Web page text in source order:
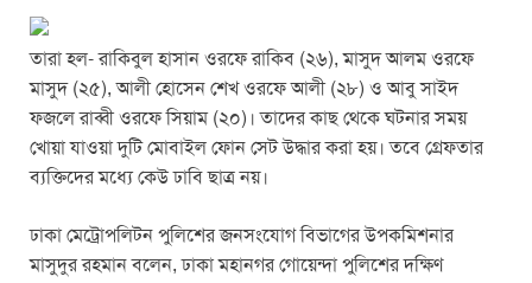
তারা হল- রাকিবুল হাসান ওরফে রাকিব (২৬), মাসুদ আলম ওরফে
মাসুদ (২৫), আলী হোসেন শেখ ওরফে আলী (২৮) ও আবু সাইদ
ফজলে রাব্বী ওরফে সিয়াম (২০)। তাদের কাছ থেকে ঘটনার সময়
খোয়া যাওয়া দুটি মোবাইল ফোন সেট উদ্ধার করা হয়। তবে গ্রেফতার
ব্যক্তিদের মধ্যে কেউ ঢাবি ছাত্র নয়।
ঢাকা মেট্রোপলিটন পুলিশের জনসংযোগ বিভাগের উপকমিশনার
মাসুদুর রহমান বলেন, ঢাকা মহানগর গোয়েন্দা পুলিশের দক্ষিণ